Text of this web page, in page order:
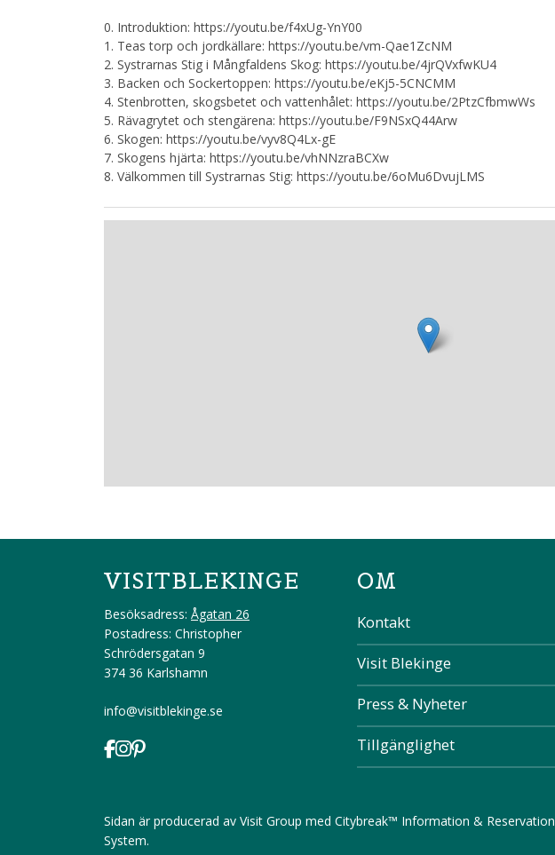
0. Introduktion: https://youtu.be/f4xUg-YnY00
1. Teas torp och jordkällare: https://youtu.be/vm-Qae1ZcNM
2. Systrarnas Stig i Mångfaldens Skog: https://youtu.be/4jrQVxfwKU4
3. Backen och Sockertoppen: https://youtu.be/eKj5-5CNCMM
4. Stenbrotten, skogsbetet och vattenhålet: https://youtu.be/2PtzCfbmwWs
5. Rävagrytet och stengärena: https://youtu.be/F9NSxQ44Arw
6. Skogen: https://youtu.be/vyv8Q4Lx-gE
7. Skogens hjärta: https://youtu.be/vhNNzraBCXw
8. Välkommen till Systrarnas Stig: https://youtu.be/6oMu6DvujLMS
VISITBLEKINGE
Besöksadress: Ågatan 26
Postadress: Christopher
Schrödersgatan 9
374 36 Karlshamn
info@visitblekinge.se
OM
Kontakt
Visit Blekinge
Press & Nyheter
Tillgänglighet
Sidan är producerad av Visit Group med Citybreak™ Information & Reservation
System.